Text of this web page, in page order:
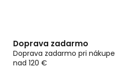
Doprava zadarmo
Doprava zadarmo pri nákupe
nad 120 €